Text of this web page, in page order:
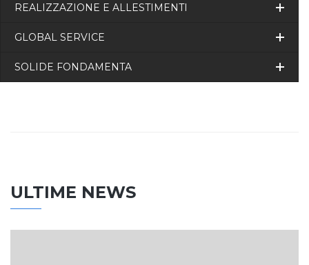
REALIZZAZIONE E ALLESTIMENTI
GLOBAL SERVICE
SOLIDE FONDAMENTA
ULTIME NEWS